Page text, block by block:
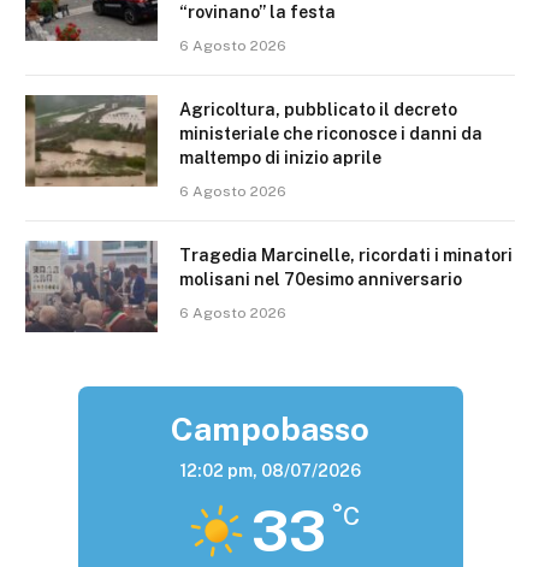
“rovinano” la festa
6 Agosto 2026
Agricoltura, pubblicato il decreto
ministeriale che riconosce i danni da
maltempo di inizio aprile
6 Agosto 2026
Tragedia Marcinelle, ricordati i minatori
molisani nel 70esimo anniversario
6 Agosto 2026
Campobasso
12:02 pm, 08/07/2026
33 °C